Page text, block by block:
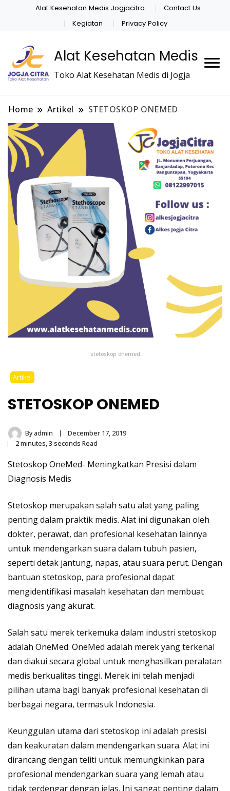
Alat Kesehatan Medis Jogjacitra
Contact Us
Kegiatan
Privacy Policy
Alat Kesehatan Medis
Toko Alat Kesehatan Medis di Jogja
Home Artikel STETOSKOP ONEMED
stetoskop onemed
Artikel
STETOSKOP ONEMED
Byadmin
December 17, 2019
2 minutes, 3 seconds Read
Stetoskop OneMed- Meningkatkan Presisi dalam
Diagnosis Medis
Stetoskop merupakan salah satu alat yang paling
penting dalam praktik medis. Alat ini digunakan oleh
dokter, perawat, dan profesional kesehatan lainnya
untuk mendengarkan suara dalam tubuh pasien,
seperti detak jantung, napas, atau suara perut. Dengan
bantuan stetoskop, para profesional dapat
mengidentifikasi masalah kesehatan dan membuat
diagnosis yang akurat.
Salah satu merek terkemuka dalam industri stetoskop
adalah OneMed. OneMed adalah merek yang terkenal
dan diakui secara global untuk menghasilkan peralatan
medis berkualitas tinggi. Merek ini telah menjadi
pilihan utama bagi banyak profesional kesehatan di
berbagai negara, termasuk Indonesia.
Keunggulan utama dari stetoskop ini adalah presisi
dan keakuratan dalam mendengarkan suara. Alat ini
dirancang dengan teliti untuk memungkinkan para
profesional mendengarkan suara yang lemah atau
tidak terdengar dengan jelas. Ini sangat penting dalam